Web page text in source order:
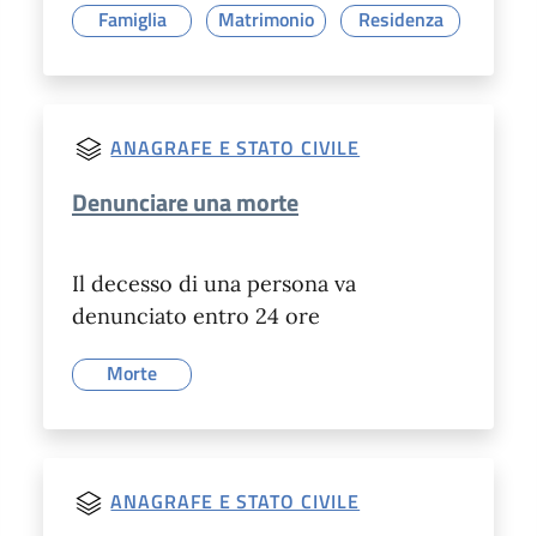
Famiglia
Matrimonio Residenza
ANAGRAFE E STATO CIVILE
Denunciare una morte
Il decesso di una persona va
denunciato entro 24 ore
Morte
ANAGRAFE E STATO CIVILE